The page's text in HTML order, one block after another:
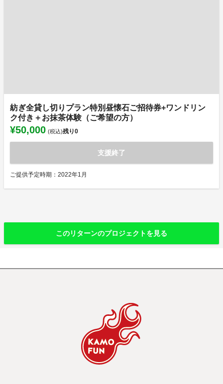
紡ぎ全貸し切りプラン特別昼懐石ご招待券+ワンドリン
ク付き＋お抹茶体験（ご希望の方）
¥50,000 (税込)残り0
支援終了
ご提供予定時期：2022年1月
このリターンのプロジェクトを見る